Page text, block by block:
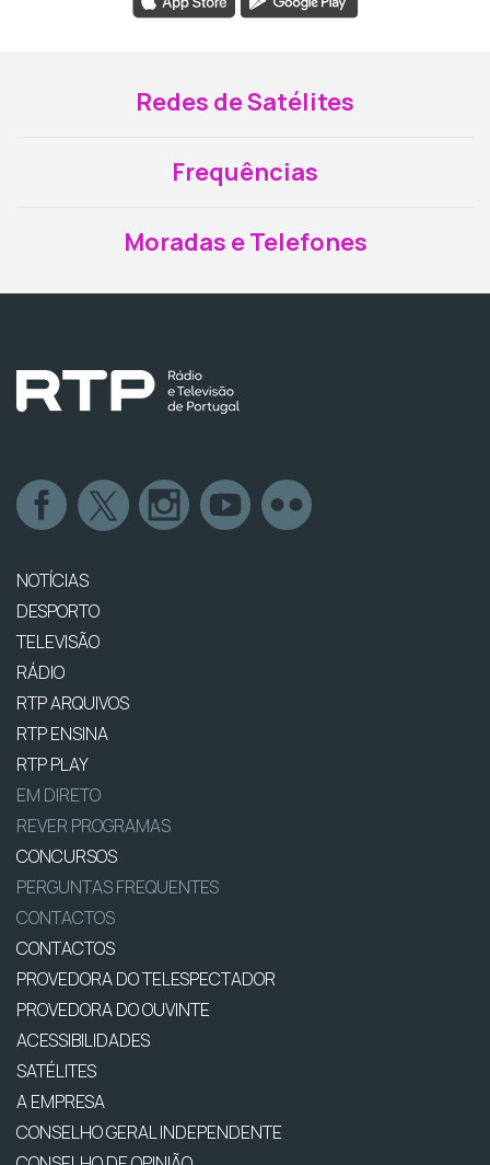
Redes de Satélites
Frequências
Moradas e Telefones
NOTÍCIAS
DESPORTO
TELEVISÃO
RÁDIO
RTP ARQUIVOS
RTP ENSINA
RTP PLAY
EM DIRETO
REVER PROGRAMAS
CONCURSOS
PERGUNTAS FREQUENTES
CONTACTOS
CONTACTOS
PROVEDORA DO TELESPECTADOR
PROVEDORA DO OUVINTE
ACESSIBILIDADES
SATÉLITES
A EMPRESA
CONSELHO GERAL INDEPENDENTE